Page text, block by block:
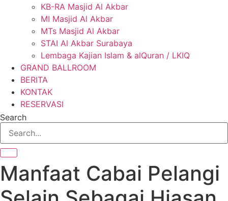
KB-RA Masjid Al Akbar
MI Masjid Al Akbar
MTs Masjid Al Akbar
STAI Al Akbar Surabaya
Lembaga Kajian Islam & alQuran / LKIQ
GRAND BALLROOM
BERITA
KONTAK
RESERVASI
Search
Manfaat Cabai Pelangi